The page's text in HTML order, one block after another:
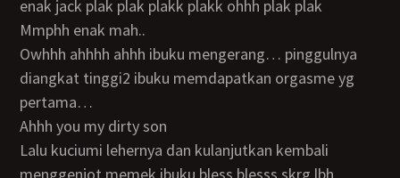
enak jack plak plak plakk plakk ohhh plak plak
Mmphh enak mah..
Owhhh ahhhh ahhh ibuku mengerang… pinggulnya
diangkat tinggi2 ibuku memdapatkan orgasme yg
pertama…
Ahhh you my dirty son
Lalu kuciumi lehernya dan kulanjutkan kembali